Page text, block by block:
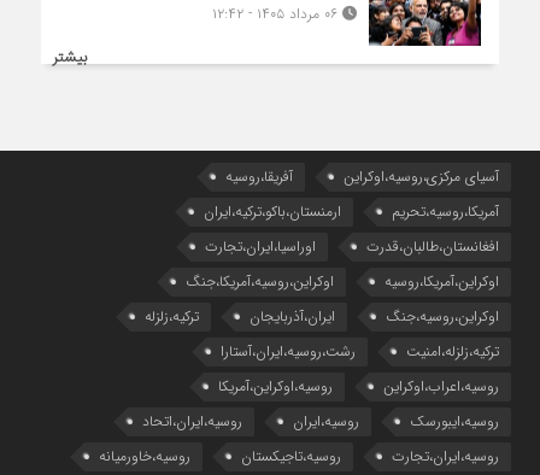
۰۶ مرداد ۱۴۰۵ - ۱۲:۴۲
بیشتر
آسیای مرکزی،روسیه،اوکراین
آفریقا،روسیه
آمریکا،روسیه،تحریم
ارمنستان،باکو،ترکیه،ایران
افغانستان،طالبان،قدرت
اوراسیا،ایران،تجارت
اوکراین،آمریکا،روسیه
اوکراین،روسیه،آمریکا،جنگ
اوکراین،روسیه،جنگ
ایران،آذربایجان
ترکیه،زلزله
ترکیه،زلزله،امنیت
رشت،روسیه،ایران،آستارا
روسیه،اعراب،اوکراین
روسیه،اوکراین،آمریکا
روسیه،ایبورسک
روسیه،ایران
روسیه،ایران،اتحاد
روسیه،ایران،تجارت
روسیه،تاجیکستان
روسیه،خاورمیانه